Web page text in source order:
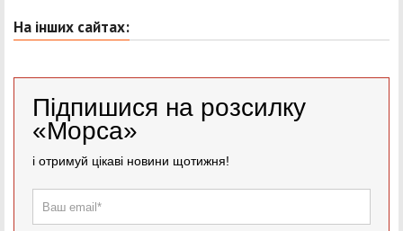
На інших сайтах:
Підпишися на розсилку
«Морса»
і отримуй цікаві новини щотижня!